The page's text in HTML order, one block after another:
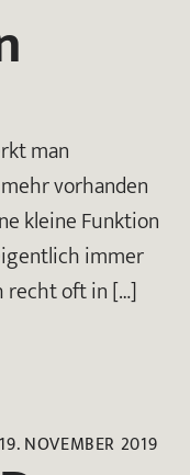
man
vorhanden
kleine Funktion
immer
recht oft in […]
19. NOVEMBER 2019